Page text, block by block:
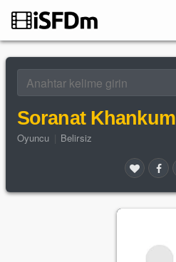
Soranat Khankum
Oyuncu Belirsiz